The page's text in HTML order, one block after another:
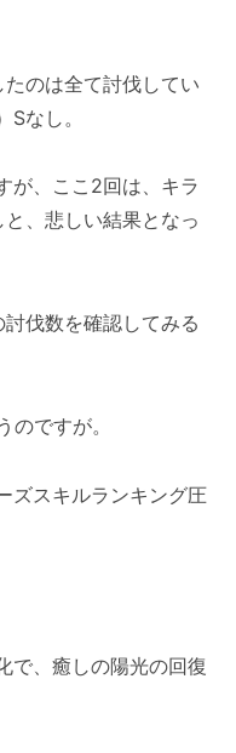
のは全て討伐してい
なし。
が、ここ2回は、キラ
、悲しい結果となっ
伐数を確認してみる
のですが。
ズスキルランキング圧
で、癒しの陽光の回復